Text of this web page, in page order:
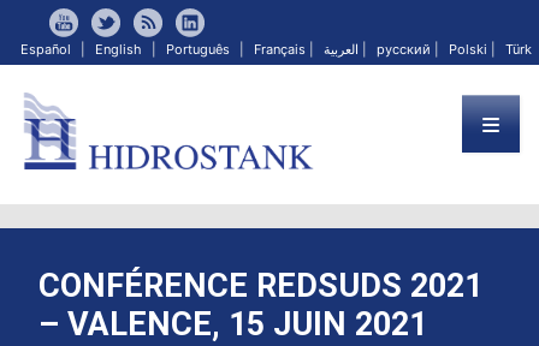
Español English Português Français العربية русский Polski Türk
CONFÉRENCE REDSUDS 2021
– VALENCE, 15 JUIN 2021